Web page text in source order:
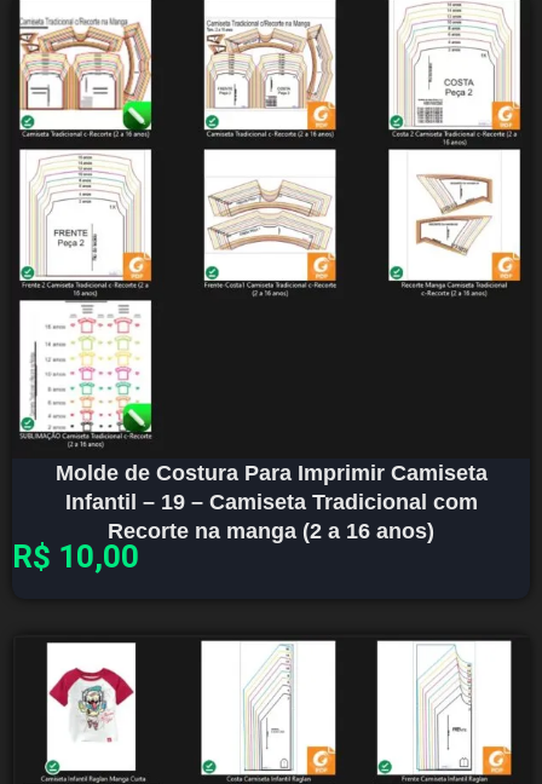
Molde de Costura Para Imprimir Camiseta
Infantil – 19 – Camiseta Tradicional com
Recorte na manga (2 a 16 anos)
R$ 10,00